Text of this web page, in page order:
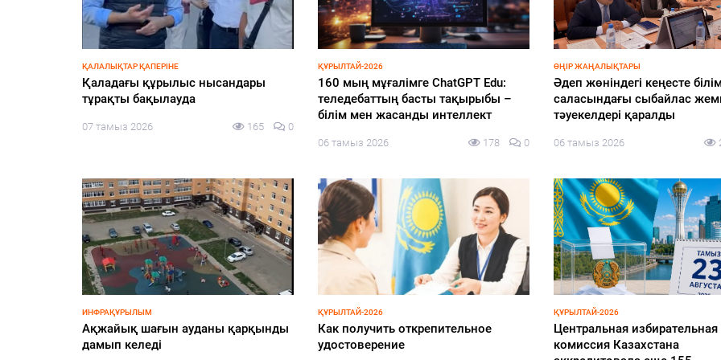
ҚАЛАЛЫҚТАР ҚАПЕРІНЕ
Қаладағы құрылыс нысандары
тұрақты бақылауда
07 тамыз 2026 165 0
ИНФРАҚҰРЫЛЫМ
Ақжайық шағын ауданы қарқынды
дамып келеді
ҚҰРЫЛТАЙ-2026
160 мың мұғалімге ChatGPT Edu:
теледебаттың басты тақырыбы –
білім мен жасанды интеллект
06 тамыз 2026 178 0
ҚҰРЫЛТАЙ-2026
Как получить открепительное
удостоверение
ӨҢІР ЖАҢАЛЫҚТАРЫ
Әдеп жөніндегі кеңесте
саласындағы сыбайлас
тәуекелдері қаралды
06 тамыз 2026
ҚҰРЫЛТАЙ-2026
Центральная избирательная
комиссия Казахстана